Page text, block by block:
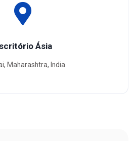
Ásia
Maharashtra, India.